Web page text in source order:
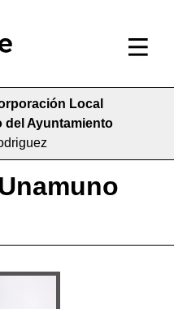
Local
del Ayuntamiento